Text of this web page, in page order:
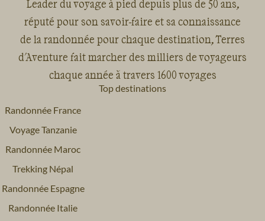
Leader du voyage à pied depuis plus de 50 ans,
réputé pour son savoir-faire et sa connaissance
de la randonnée pour chaque destination, Terres
d'Aventure fait marcher des milliers de voyageurs
chaque année à travers 1600 voyages
Top destinations
Randonnée France
Voyage Tanzanie
Randonnée Maroc
Trekking Népal
Randonnée Espagne
Randonnée Italie